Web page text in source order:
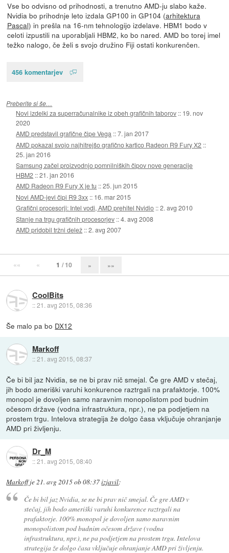
Vse bo odvisno od prihodnosti, a trenutno AMD-ju slabo kaže.
Nvidia bo prihodnje leto izdala GP100 in GP104 (arhitektura
Pascal) in prešla na 16-nm tehnologijo izdelave. HBM1 bodo v
celoti izpustili na uporabljali HBM2, ko bo nared. AMD bo torej imel
težko nalogo, če želi s svojo družino Fiji ostati konkurenčen.
456 komentarjev
Preberite si še…
Novi izdelki za superračunalnike iz obeh grafičnih taborov :: 19. nov
2020
AMD predstavil grafične čipe Vega ::7. jan 2017
AMD pokazal svojo najhitrejšo grafično kartico Radeon R9 Fury X2 ::
25. jan 2016
Samsung začel proizvodnjo pomnilniških čipov nove generacije
HBM2 ::21. jan 2016
AMD Radeon R9 Fury X je tu ::25. jun 2015
Novi AMD-jevi čipi R9 3xx :: 16. mar 2015
Grafični procesorji: Intel vodi, AMD prehitel Nvidio ::2. avg 2010
Stanje na trgu grafičnih procesorjev ::4. avg 2008
AMD pridobil tržni delež ::2. avg 2007
«« « 1 / 10 » »»
CoolBits
::21. avg 2015, 08:36
Še malo pa bo DX12
Markoff
::21. avg 2015, 08:37
Če bi bil jaz Nvidia, se ne bi prav nič smejal. Če gre AMD v stečaj,
jih bodo ameriški varuhi konkurence raztrgali na prafaktorje. 100%
monopol je dovoljen samo naravnim monopolistom pod budnim
očesom države (vodna infrastruktura, npr.), ne pa podjetjem na
prostem trgu. Intelova strategija že dolgo časa vključuje ohranjanje
AMD pri življenju.
Dr_M
::21. avg 2015, 08:40
Markoffje21. avg 2015 ob 08:37izjavil:
Če bi bil jaz Nvidia, se ne bi prav nič smejal. Če gre AMD v
stečaj, jih bodo ameriški varuhi konkurence raztrgali na
prafaktorje. 100% monopol je dovoljen samo naravnim
monopolistom pod budnim očesom države (vodna
infrastruktura, npr.), ne pa podjetjem na prostem trgu. Intelova
strategija že dolgo časa vključuje ohranjanje AMD pri življenju.